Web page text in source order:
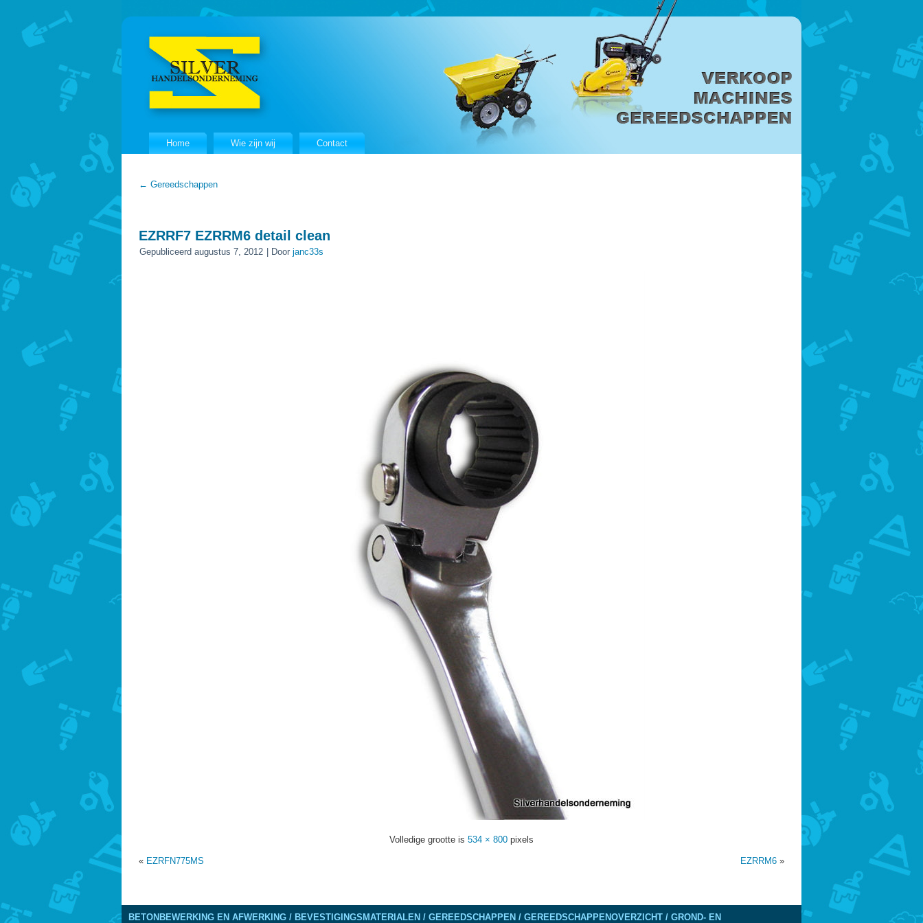
Home Wie zijn wij Contact
← Gereedschappen
EZRRF7 EZRRM6 detail clean
Gepubliceerd augustus 7, 2012 Door janc33s
Volledige grootte is 534 × 800 pixels
« EZRFN775MS EZRRM6 »
BETONBEWERKING EN AFWERKING / BEVESTIGINGSMATERIALEN / GEREEDSCHAPPEN / GEREEDSCHAPPENOVERZICHT / GROND- EN